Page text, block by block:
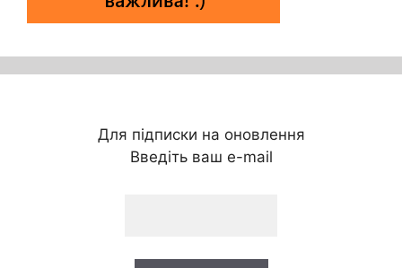
Для підписки на оновлення
Введіть ваш e-mail